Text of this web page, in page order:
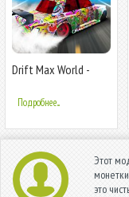
Drift Max World -
Подробнее...
Этот
это